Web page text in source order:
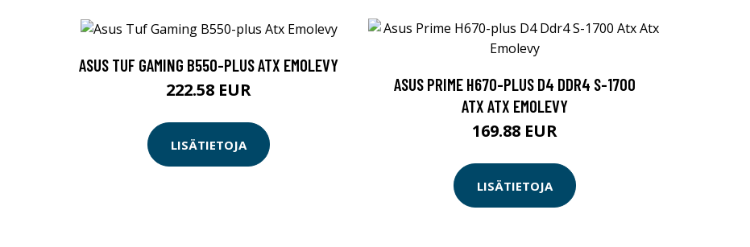
ASUS TUF GAMING B550-PLUS ATX EMOLEVY
222.58 EUR
LISÄTIETOJA
ASUS PRIME H670-PLUS D4 DDR4 S-1700
ATX ATX EMOLEVY
169.88 EUR
LISÄTIETOJA